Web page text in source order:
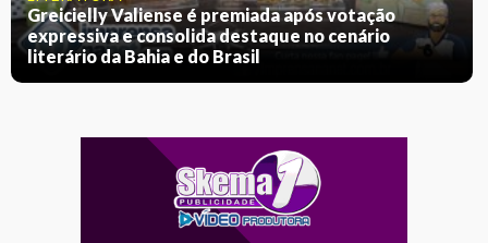
Greicielly Valiense é premiada após votação
expressiva e consolida destaque no cenário
literário da Bahia e do Brasil